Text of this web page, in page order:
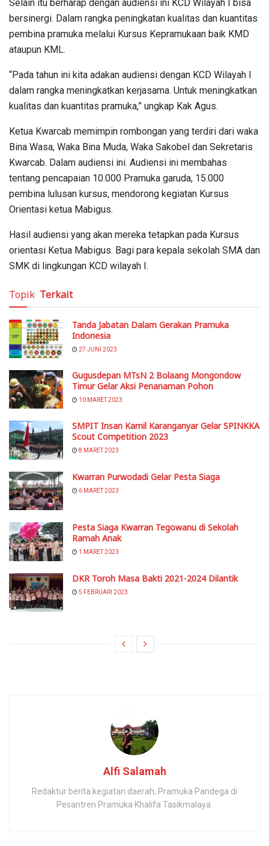
Selain itu berharap dengan audiensi ini KCD Wilayah I bisa
bersinergi. Dalam rangka peningkatan kualitas dan kuantitas
pembina pramuka melalui Kursus Kepramukaan baik KMD
ataupun KML.
“Pada tahun ini kita adakan audiensi dengan KCD Wilayah I
dalam rangka meningkatkan kerjasama. Untuk meningkatkan
kualitas dan kuantitas pramuka,” ungkap Kak Agus.
Ketua Kwarcab memimpin rombongan yang terdiri dari waka
Bina Wasa, Waka Bina Muda, Waka Sakobel dan Sekretaris
Kwarcab. Dalam audiensi ini. Audiensi ini membahas
tentang pencapaian 10.000 Pramuka garuda, 15.000
pembina lulusan kursus, mendorong kegiatan Kursus
Orientasi ketua Mabigus.
Hasil audiensi yang akan mereka tetapkan pada Kursus
orientasi Ketua Mabigus. Bagi para kepala sekolah SMA dan
SMK di lingkungan KCD wilayah I.
Topik Terkait
Tanda Jabatan Dalam Gerakan Pramuka
Indonesia
27 JUNI 2023
Gugusdepan MTsN 2 Bolaang Mongondow
Timur Gelar Aksi Penanaman Pohon
10 MARET 2023
SMPIT Insan Kamil Karanganyar Gelar SPINKKA
Scout Competition 2023
8 MARET 2023
Kwarran Purwodadi Gelar Pesta Siaga
6 MARET 2023
Pesta Siaga Kwarran Tegowanu di Sekolah
Ramah Anak
1 MARET 2023
DKR Toroh Masa Bakti 2021-2024 Dilantik
5 FEBRUARI 2023
Alfi Salamah
Redaktur berita kegiatan daerah, Pramuka Pandega di
Pesantren Pramuka Khalifa Tasikmalaya.